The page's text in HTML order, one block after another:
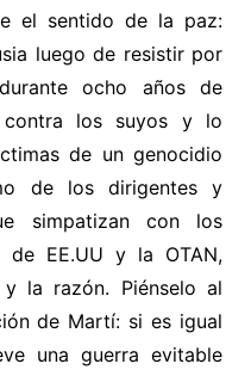
el sentido de la paz:
luego de resistir por
ocho años de
contra los suyos y lo
de un genocidio
de los dirigentes y
simpatizan con los
de EE.UU y la OTAN,
la razón. Piénselo al
de Martí: si es igual
una guerra evitable